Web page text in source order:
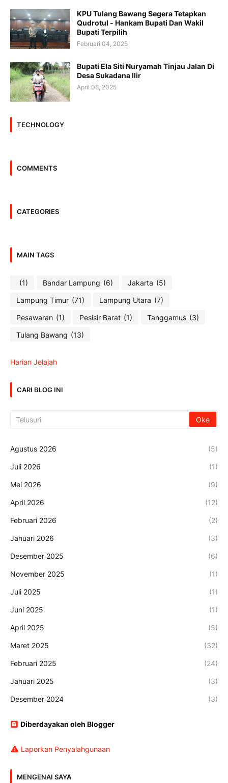
KPU Tulang Bawang Segera Tetapkan
Qudrotul - Hankam Bupati Dan Wakil
Bupati Terpilih
Februari 04, 2025
Bupati Ela Siti Nuryamah Tinjau Jalan Di
Desa Sukadana Ilir
April 08, 2025
TECHNOLOGY
COMMENTS
CATEGORIES
MAIN TAGS
(1) Bandar Lampung (6) Jakarta (5)
Lampung Timur (71) Lampung Utara (7)
Pesawaran (1) Pesisir Barat (1) Tanggamus (3)
Tulang Bawang (13)
Harian Jelajah
CARI BLOG INI
Agustus 2026 (5)
Juli 2026 (1)
Mei 2026 (9)
April 2026 (12)
Februari 2026 (2)
Januari 2026 (3)
Desember 2025 (6)
November 2025 (1)
Juli 2025 (1)
Juni 2025 (1)
April 2025 (5)
Maret 2025 (32)
Februari 2025 (24)
Januari 2025 (3)
Desember 2024 (3)
Diberdayakan oleh Blogger
Laporkan Penyalahgunaan
MENGENAI SAYA